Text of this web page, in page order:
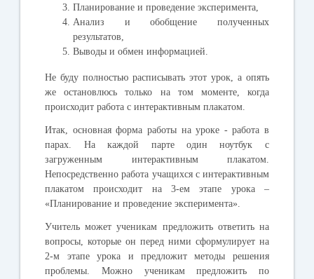
Планирование и проведение эксперимента,
Анализ и обобщение полученных
результатов,
Выводы и обмен информацией.
Не буду полностью расписывать этот урок, а опять
же остановлюсь только на том моменте, когда
происходит работа с интерактивным плакатом.
Итак, основная форма работы на уроке - работа в
парах. На каждой парте один ноутбук с
загруженным интерактивным плакатом.
Непосредственно работа учащихся с интерактивным
плакатом происходит на 3-ем этапе урока –
«Планирование и проведение эксперимента».
Учитель может ученикам предложить ответить на
вопросы, которые он перед ними сформулирует на
2-м этапе урока и предложит методы решения
проблемы. Можно ученикам предложить по